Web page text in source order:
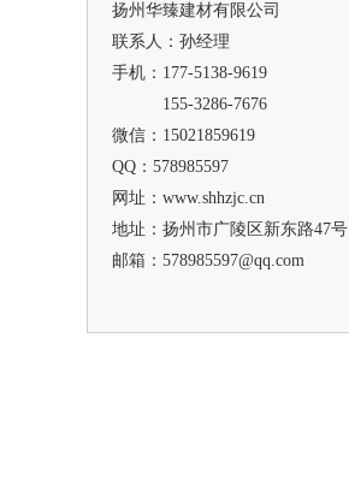
扬州华臻建材有限公司
联系人：孙经理
手机：177-5138-9619
155-3286-7676
微信：15021859619
QQ：578985597
网址：www.shhzjc.cn
地址：扬州市广陵区新东路47号
邮箱：578985597@qq.com